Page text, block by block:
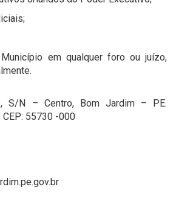
em qualquer foro ou juízo,
S/N – Centro, Bom Jardim – PE.
55730 -000